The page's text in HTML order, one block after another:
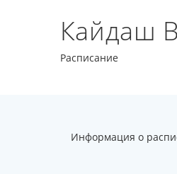
Кайдаш
Расписание
Информация о